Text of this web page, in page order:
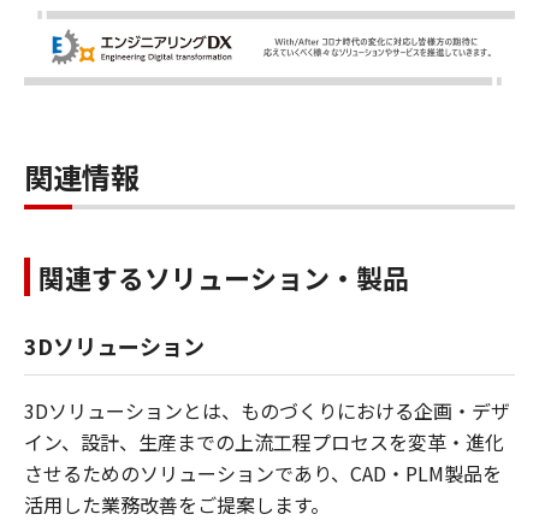
関連情報
関連するソリューション・製品
3Dソリューション
3Dソリューションとは、ものづくりにおける企画・デザ
イン、設計、生産までの上流工程プロセスを変革・進化
させるためのソリューションであり、CAD・PLM製品を
活用した業務改善をご提案します。